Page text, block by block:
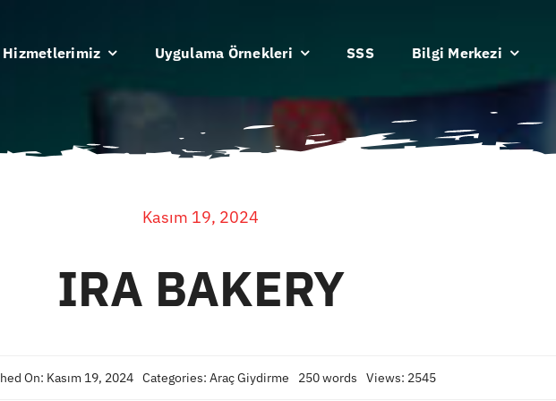
Hizmetlerimiz Uygulama Örnekleri SSS Bilgi Merkezi
Kasım 19, 2024
IRA BAKERY
On: Kasım 19, 2024 Categories: Araç Giydirme 250 words Views: 2545